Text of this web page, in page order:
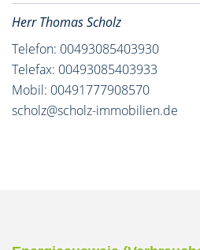
Herr Thomas Scholz
Telefon: 00493085403930
Telefax: 00493085403933
Mobil: 00491777908570
scholz@scholz-immobilien.de